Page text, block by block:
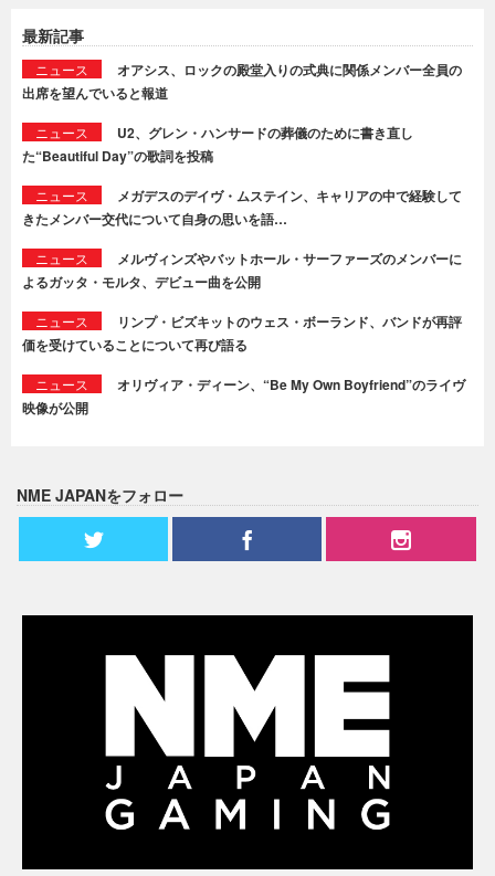
最新記事
ニュース
オアシス、ロックの殿堂入りの式典に関係メンバー全員の
出席を望んでいると報道
ニュース
U2、グレン・ハンサードの葬儀のために書き直し
た“Beautiful Day”の歌詞を投稿
ニュース
メガデスのデイヴ・ムステイン、キャリアの中で経験して
きたメンバー交代について自身の思いを語…
ニュース
メルヴィンズやバットホール・サーファーズのメンバーに
よるガッタ・モルタ、デビュー曲を公開
ニュース
リンプ・ビズキットのウェス・ボーランド、バンドが再評
価を受けていることについて再び語る
ニュース
オリヴィア・ディーン、“Be My Own Boyfriend”のライヴ
映像が公開
NME JAPANをフォロー